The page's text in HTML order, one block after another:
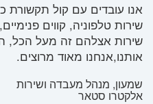
אנו עובדים עם קול תקשורת
שירות טלפוניה, קווים
שירות אצלהם זה מעל הכל,
אותנו,אנחנו מאוד מרוצים.
שמעון, מנהל מעבדה ושירות
אלקטרו סטאר